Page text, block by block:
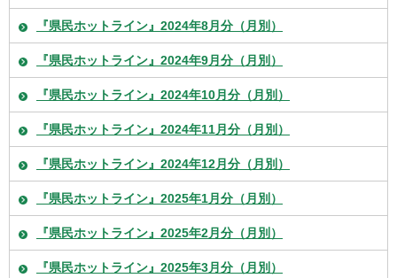
『県民ホットライン』2024年8月分（月別）
『県民ホットライン』2024年9月分（月別）
『県民ホットライン』2024年10月分（月別）
『県民ホットライン』2024年11月分（月別）
『県民ホットライン』2024年12月分（月別）
『県民ホットライン』2025年1月分（月別）
『県民ホットライン』2025年2月分（月別）
『県民ホットライン』2025年3月分（月別）